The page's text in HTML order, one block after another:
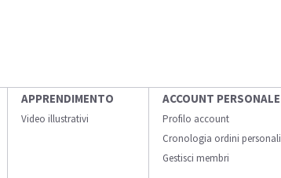
APPRENDIMENTO
Video illustrativi
ACCOUNT PERSONALE
Profilo account
Cronologia ordini personali
Gestisci membri